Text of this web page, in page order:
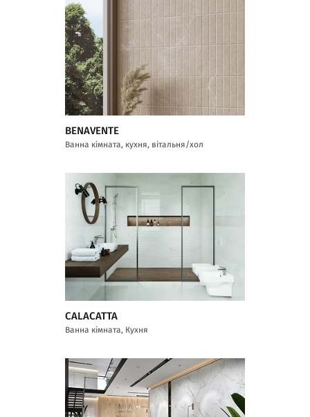
BENAVENTE
Ванна кімната, кухня, вітальня/хол
CALACATTA
Ванна кімната, Кухня